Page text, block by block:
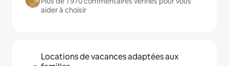
aider à choisir
Locations de vacances adaptées aux